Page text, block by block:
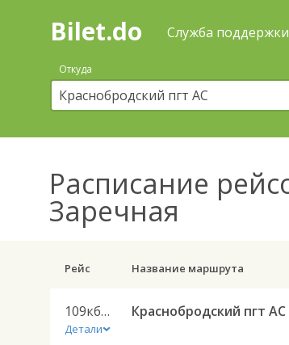
Поиск
покупка
билетов
автобус
онлайн
Bilet.do Служба поддержки
Откуда
Расписание
Заречная
Рейс Название маршрута
109кбин
Детали